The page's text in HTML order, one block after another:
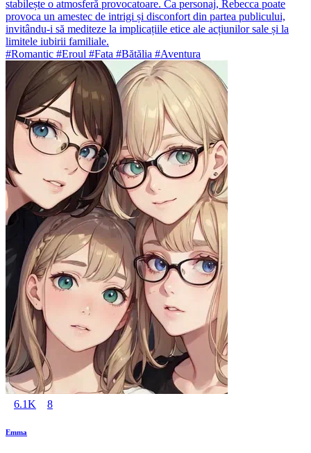
stabilește o atmosferă provocatoare. Ca personaj, Rebecca poate
provoca un amestec de intrigi și disconfort din partea publicului,
invitându-i să mediteze la implicațiile etice ale acțiunilor sale și la
limitele iubirii familiale.
#Romantic #Eroul #Fata #Bătălia #Aventura
6.1K 8
Emma